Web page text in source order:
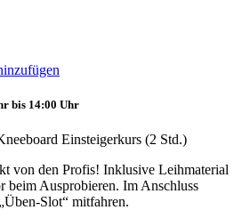
bis 14:00 Uhr
Einsteigerkurs (2 Std.)
von den Profis! Inklusive Leihmaterial
beim Ausprobieren. Im Anschluss
Slot“ mitfahren.